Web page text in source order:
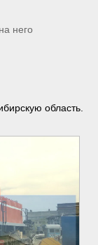
него
область.